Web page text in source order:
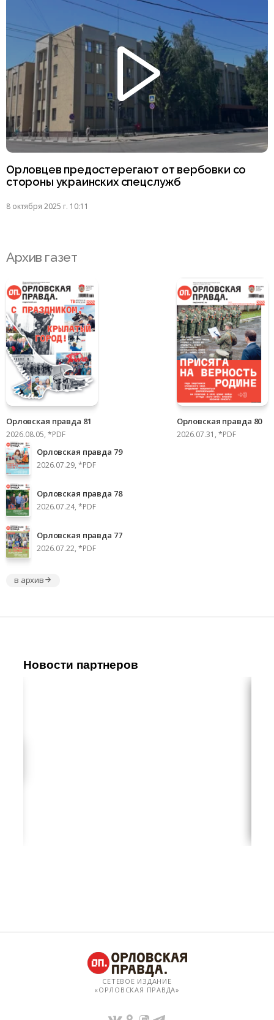
Орловцев предостерегают от вербовки со
стороны украинских спецслужб
8 октября 2025 г. 10:11
Архив газет
Орловская правда 81
2026.08.05, *PDF
Орловская правда 80
2026.07.31, *PDF
Орловская правда 79
2026.07.29, *PDF
Орловская правда 78
2026.07.24, *PDF
Орловская правда 77
2026.07.22, *PDF
в архив
Новости партнеров
СЕТЕВОЕ ИЗДАНИЕ
«ОРЛОВСКАЯ ПРАВДА»